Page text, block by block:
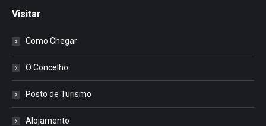
Visitar
Como Chegar
O Concelho
Posto de Turismo
Alojamento